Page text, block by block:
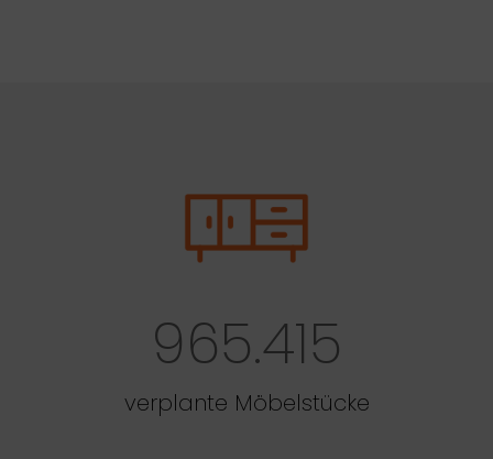
965.415
verplante Möbelstücke